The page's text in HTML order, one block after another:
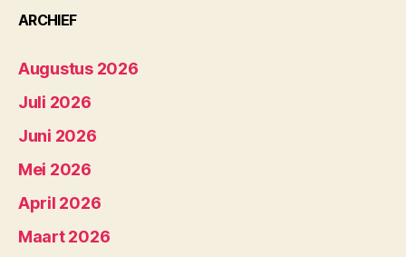
ARCHIEF
Augustus 2026
Juli 2026
Juni 2026
Mei 2026
April 2026
Maart 2026